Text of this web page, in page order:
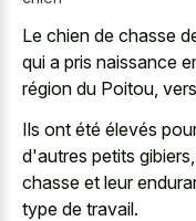
Le chien de chasse
qui a pris naissance
région du Poitou,
Ils ont été élevés
d'autres petits
chasse et leur
type de travail.